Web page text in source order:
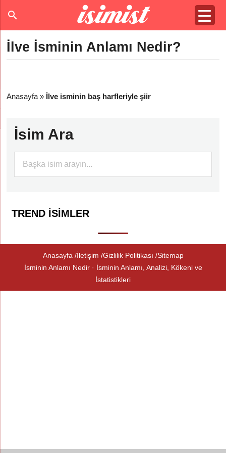
İlve İsminin Anlamı Nedir?
Anasayfa » İlve isminin baş harfleriyle şiir
İsim Ara
TREND İSIMLER
Anasayfa İletişim Gizlilik Politikası Sitemap
İsminin Anlamı Nedir · İsminin Anlamı, Analizi, Kökeni ve
İstatistikleri